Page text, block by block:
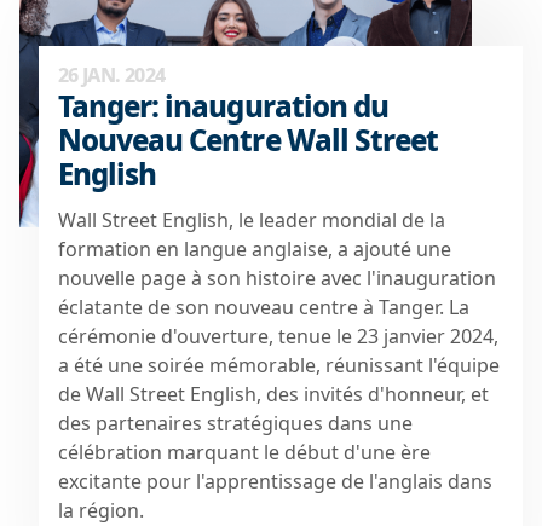
26 JAN. 2024
Tanger: inauguration du
Nouveau Centre Wall Street
English
Wall Street English, le leader mondial de la
formation en langue anglaise, a ajouté une
nouvelle page à son histoire avec l'inauguration
éclatante de son nouveau centre à Tanger. La
cérémonie d'ouverture, tenue le 23 janvier 2024,
a été une soirée mémorable, réunissant l'équipe
de Wall Street English, des invités d'honneur, et
des partenaires stratégiques dans une
célébration marquant le début d'une ère
excitante pour l'apprentissage de l'anglais dans
la région.